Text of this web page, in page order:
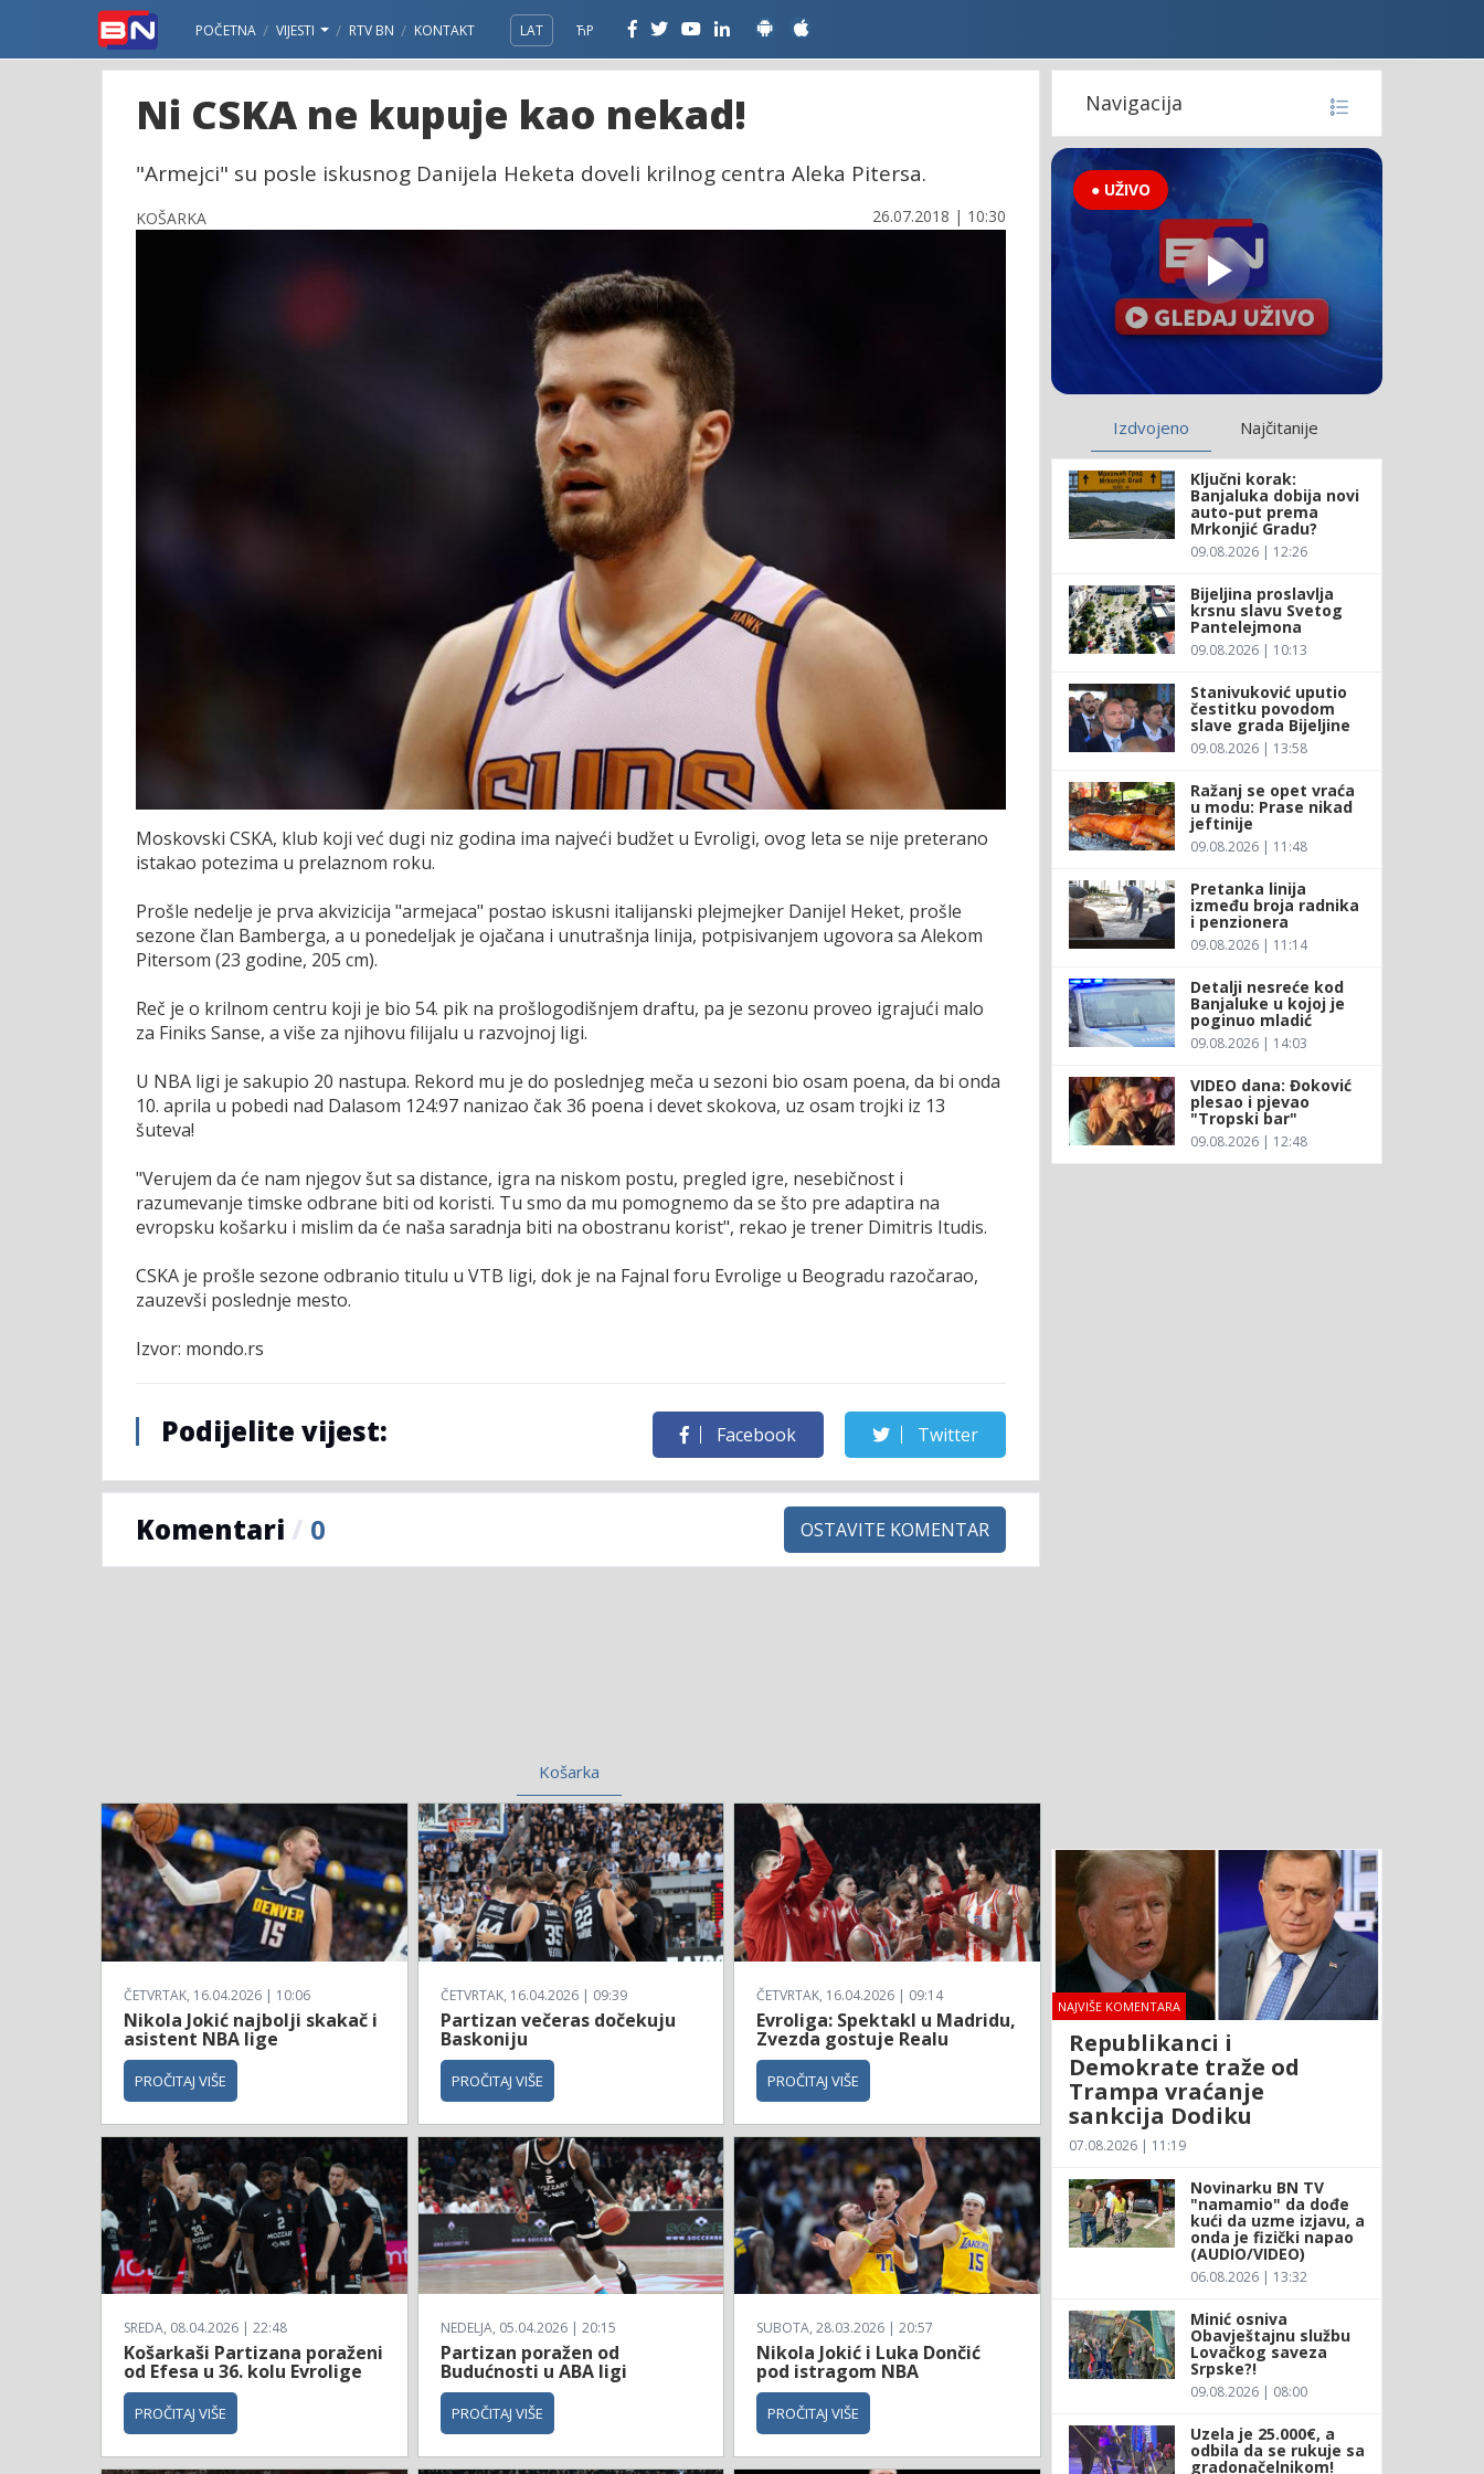
POČETNA VIJESTI RTV BN KONTAKT LAT ЋР
Ni CSKA ne kupuje kao nekad!
"Armejci" su posle iskusnog Danijela Heketa doveli krilnog centra Aleka Pitersa.
KOŠARKA 26.07.2018 | 10:30
Moskovski CSKA, klub koji već dugi niz godina ima najveći budžet u Evroligi, ovog leta se nije preterano
istakao potezima u prelaznom roku.
Prošle nedelje je prva akvizicija "armejaca" postao iskusni italijanski plejmejker Danijel Heket, prošle
sezone član Bamberga, a u ponedeljak je ojačana i unutrašnja linija, potpisivanjem ugovora sa Alekom
Pitersom (23 godine, 205 cm).
Reč je o krilnom centru koji je bio 54. pik na prošlogodišnjem draftu, pa je sezonu proveo igrajući malo
za Finiks Sanse, a više za njihovu filijalu u razvojnoj ligi.
U NBA ligi je sakupio 20 nastupa. Rekord mu je do poslednjeg meča u sezoni bio osam poena, da bi onda
10. aprila u pobedi nad Dalasom 124:97 nanizao čak 36 poena i devet skokova, uz osam trojki iz 13
šuteva!
"Verujem da će nam njegov šut sa distance, igra na niskom postu, pregled igre, nesebičnost i
razumevanje timske odbrane biti od koristi. Tu smo da mu pomognemo da se što pre adaptira na
evropsku košarku i mislim da će naša saradnja biti na obostranu korist", rekao je trener Dimitris Itudis.
CSKA je prošle sezone odbranio titulu u VTB ligi, dok je na Fajnal foru Evrolige u Beogradu razočarao,
zauzevši poslednje mesto.
Izvor: mondo.rs
Podijelite vijest: Facebook Twitter
Komentari / 0 OSTAVITE KOMENTAR
Košarka
ČETVRTAK, 16.04.2026 | 10:06
Nikola Jokić najbolji skakač i
asistent NBA lige
PROČITAJ VIŠE
ČETVRTAK, 16.04.2026 | 09:39
Partizan večeras dočekuju
Baskoniju
PROČITAJ VIŠE
ČETVRTAK, 16.04.2026 | 09:14
Evroliga: Spektakl u Madridu,
Zvezda gostuje Realu
PROČITAJ VIŠE
SREDA, 08.04.2026 | 22:48
Košarkaši Partizana poraženi
od Efesa u 36. kolu Evrolige
PROČITAJ VIŠE
NEDELJA, 05.04.2026 | 20:15
Partizan poražen od
Budućnosti u ABA ligi
PROČITAJ VIŠE
SUBOTA, 28.03.2026 | 20:57
Nikola Jokić i Luka Dončić
pod istragom NBA
PROČITAJ VIŠE
Navigacija
● UŽIVO
Izdvojeno Najčitanije
Ključni korak:
Banjaluka dobija novi
auto-put prema
Mrkonjić Gradu?
09.08.2026 | 12:26
Bijeljina proslavlja
krsnu slavu Svetog
Pantelejmona
09.08.2026 | 10:13
Stanivuković uputio
čestitku povodom
slave grada Bijeljine
09.08.2026 | 13:58
Ražanj se opet vraća
u modu: Prase nikad
jeftinije
09.08.2026 | 11:48
Pretanka linija
između broja radnika
i penzionera
09.08.2026 | 11:14
Detalji nesreće kod
Banjaluke u kojoj je
poginuo mladić
09.08.2026 | 14:03
VIDEO dana: Đoković
plesao i pjevao
"Tropski bar"
09.08.2026 | 12:48
NAJVIŠE KOMENTARA
Republikanci i
Demokrate traže od
Trampa vraćanje
sankcija Dodiku
07.08.2026 | 11:19
Novinarku BN TV
"namamio" da dođe
kući da uzme izjavu, a
onda je fizički napao
(AUDIO/VIDEO)
06.08.2026 | 13:32
Minić osniva
Obavještajnu službu
Lovačkog saveza
Srpske?!
09.08.2026 | 08:00
Uzela je 25.000€, a
odbila da se rukuje sa
gradonačelnikom!